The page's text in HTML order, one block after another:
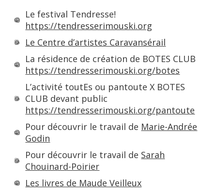
Le festival Tendresse!
https://tendresserimouski.org
Le Centre d’artistes Caravansérail
La résidence de création de BOTES CLUB
https://tendresserimouski.org/botes
L’activité toutEs ou pantoute X BOTES
CLUB devant public
https://tendresserimouski.org/pantoute
Pour découvrir le travail de Marie-Andrée
Godin
Pour découvrir le travail de Sarah
Chouinard-Poirier
Les livres de Maude Veilleux